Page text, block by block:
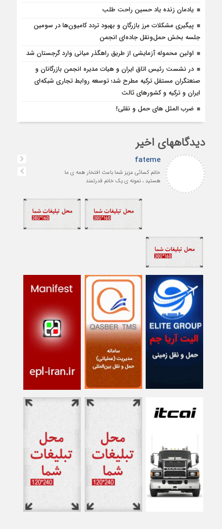
یادمان زنده یاد حسین راحت طلب
پیگیری مشکلات مرز بازرگان و بهبود تردد کامیون‌ها در سومین
جلسه بخش حمل‌ونقل جاده‌ای انجمن
اولین محموله آزمایشی از طریق راهگذر میانی وارد گرجستان شد
در نشست رئیس اتاق ایران و هیات مدیره انجمن بازرگانان و
صنعتگران مستقل ترکیه مطرح شد؛ توسعه روابط تجاری شبکه‌ای
ایران و ترکیه و کشورهای ثالث
ضرب المثل های حمل و نقلی!
دیدگاههای اخیر
fateme
خانم کسائی عزیز شما باعث افتخار همه ی ما
هستید ، نمونه ی یک خانم قدرتمند